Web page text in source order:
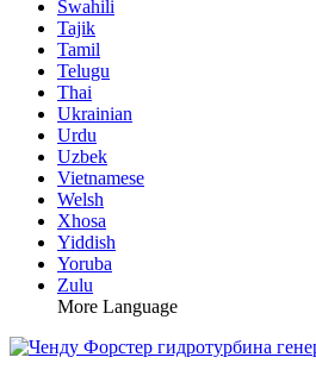
Swahili
Tajik
Tamil
Telugu
Thai
Ukrainian
Urdu
Uzbek
Vietnamese
Welsh
Xhosa
Yiddish
Yoruba
Zulu
More Language